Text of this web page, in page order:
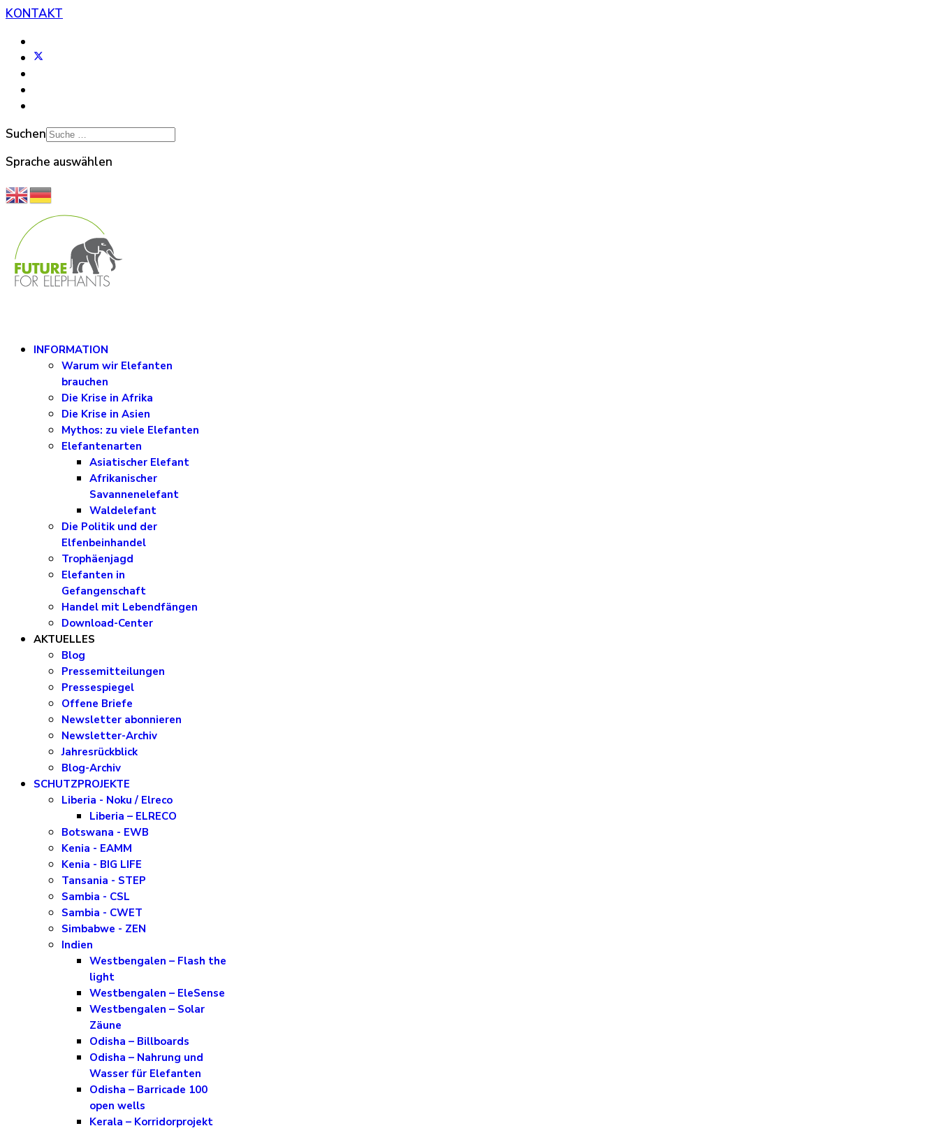
KONTAKT
Suchen
Sprache auswählen
INFORMATION
Warum wir Elefanten
brauchen
Die Krise in Afrika
Die Krise in Asien
Mythos: zu viele Elefanten
Elefantenarten
Asiatischer Elefant
Afrikanischer
Savannenelefant
Waldelefant
Die Politik und der
Elfenbeinhandel
Trophäenjagd
Elefanten in
Gefangenschaft
Handel mit Lebendfängen
Download-Center
AKTUELLES
Blog
Pressemitteilungen
Pressespiegel
Offene Briefe
Newsletter abonnieren
Newsletter-Archiv
Jahresrückblick
Blog-Archiv
SCHUTZPROJEKTE
Liberia - Noku / Elreco
Liberia – ELRECO
Botswana - EWB
Kenia - EAMM
Kenia - BIG LIFE
Tansania - STEP
Sambia - CSL
Sambia - CWET
Simbabwe - ZEN
Indien
Westbengalen – Flash the
light
Westbengalen – EleSense
Westbengalen – Solar
Zäune
Odisha – Billboards
Odisha – Nahrung und
Wasser für Elefanten
Odisha – Barricade 100
open wells
Kerala – Korridorprojekt